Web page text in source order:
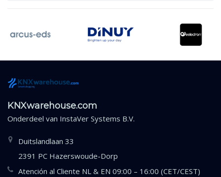
KNXwarehouse.com
Onderdeel van InstaVer Systems B.V.
Duitslandlaan 33
2391 PC Hazerswoude-Dorp
Atención al Cliente NL & EN 09:00 – 16:00 (CET/CEST)